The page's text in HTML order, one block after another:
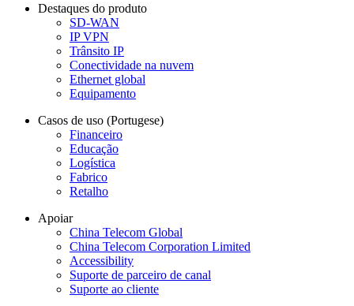
Destaques do produto
SD-WAN
IP VPN
Trânsito IP
Conectividade na nuvem
Ethernet global
Equipamento
Casos de uso (Portugese)
Financeiro
Educação
Logística
Fabrico
Retalho
Apoiar
China Telecom Global
China Telecom Corporation Limited
Accessibility
Suporte de parceiro de canal
Suporte ao cliente